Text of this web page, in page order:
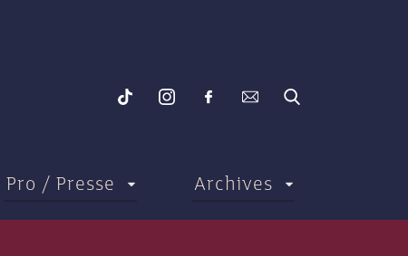
Pro / Presse Archives